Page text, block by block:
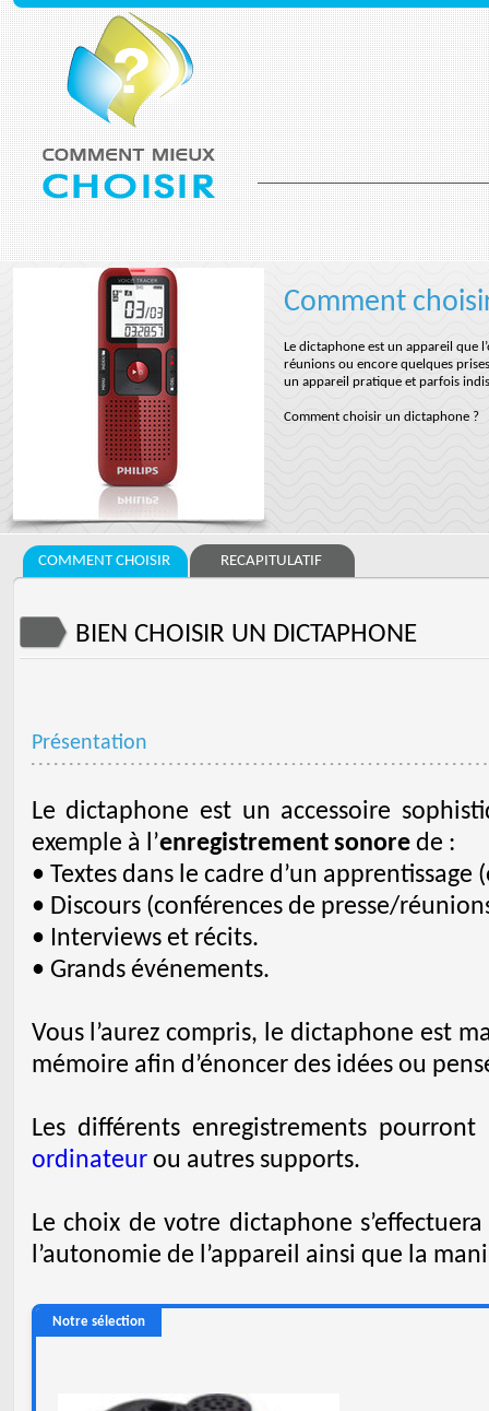
Comment
Le dictaphone est un appareil que
réunions ou encore quelques
un appareil pratique et parfois
Comment choisir un dictaphone ?
COMMENT CHOISIR RECAPITULATIF
BIEN CHOISIR UN DICTAPHONE
Présentation
Le dictaphone est un accessoire
exemple à l’enregistrement sonorede :
• Textes dans le cadre d’un
• Discours (conférences de presse/
• Interviews et récits.
• Grands événements.
Vous l’aurez compris, le dictaphone est
mémoire afin d’énoncer des idées ou
Les différents enregistrements
ordinateurou autres supports.
Le choix de votre dictaphone
l’autonomie de l’appareil ainsi que la
Notre sélection